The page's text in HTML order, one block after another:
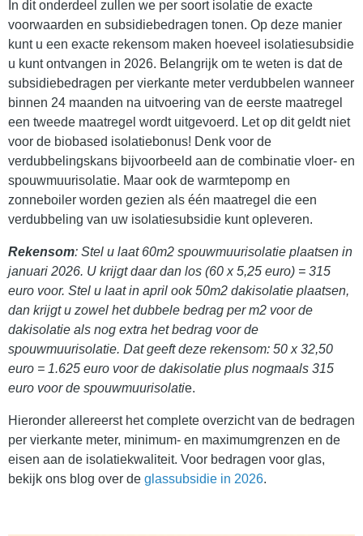
In dit onderdeel zullen we per soort isolatie de exacte
voorwaarden en subsidiebedragen tonen. Op deze manier
kunt u een exacte rekensom maken hoeveel isolatiesubsidie
u kunt ontvangen in 2026. Belangrijk om te weten is dat de
subsidiebedragen per vierkante meter verdubbelen wanneer
binnen 24 maanden na uitvoering van de eerste maatregel
een tweede maatregel wordt uitgevoerd. Let op dit geldt niet
voor de biobased isolatiebonus! Denk voor de
verdubbelingskans bijvoorbeeld aan de combinatie vloer- en
spouwmuurisolatie. Maar ook de warmtepomp en
zonneboiler worden gezien als één maatregel die een
verdubbeling van uw isolatiesubsidie kunt opleveren.
Rekensom: Stel u laat 60m2 spouwmuurisolatie plaatsen in
januari 2026. U krijgt daar dan los (60 x 5,25 euro) = 315
euro voor. Stel u laat in april ook 50m2 dakisolatie plaatsen,
dan krijgt u zowel het dubbele bedrag per m2 voor de
dakisolatie als nog extra het bedrag voor de
spouwmuurisolatie. Dat geeft deze rekensom: 50 x 32,50
euro = 1.625 euro voor de dakisolatie plus nogmaals 315
euro voor de spouwmuurisolatie.
Hieronder allereerst het complete overzicht van de bedragen
per vierkante meter, minimum- en maximumgrenzen en de
eisen aan de isolatiekwaliteit. Voor bedragen voor glas,
bekijk ons blog over de glassubsidie in 2026.